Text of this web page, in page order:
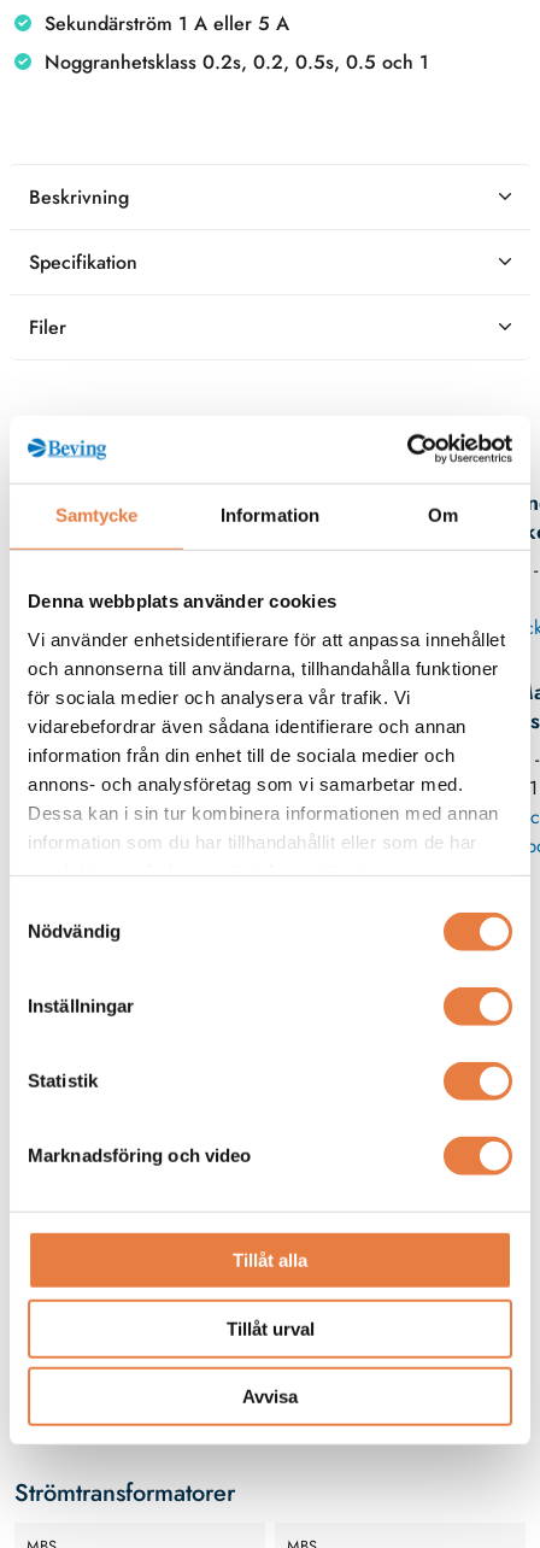
Samtycke Information Om
Denna webbplats använder cookies
Vi använder enhetsidentifierare för att anpassa innehållet
och annonserna till användarna, tillhandahålla funktioner
för sociala medier och analysera vår trafik. Vi
vidarebefordrar även sådana identifierare och annan
information från din enhet till de sociala medier och
annons- och analysföretag som vi samarbetar med.
Dessa kan i sin tur kombinera informationen med annan
information som du har tillhandahållit eller som de har
Nödvändig
Inställningar
Statistik
Marknadsföring och video
Tillåt alla
Tillåt urval
Avvisa
Sekundärström 1 A eller 5 A
Noggranhetsklass 0.2s, 0.2, 0.5s, 0.5 och 1
Beskrivning
Specifikation
Filer
Kontaktperson
Relaterade produkter
Kopplingsplint
Z211 Kopplingsplint
Kopplingsplint Z2.11 för
lågspänningsnät
990 kr
Strömtransformatorer